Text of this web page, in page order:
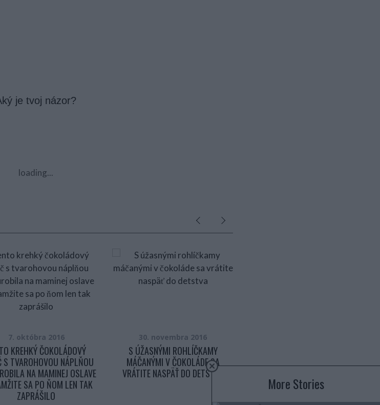
je tvoj názor?
loading...
7. októbra 2016
KREHKÝ ČOKOLÁDOVÝ
S TVAROHOVOU NÁPLŇOU
NA MAMINEJ OSLAVE
SA PO ŇOM LEN TAK
ZAPRÁŠILO
30. novembra 2016
S ÚŽASNÝMI ROHLÍČKAMY
MÁČANÝMI V ČOKOLÁDE SA
VRÁTITE NASPÄŤ DO DETSTVA
More Stories